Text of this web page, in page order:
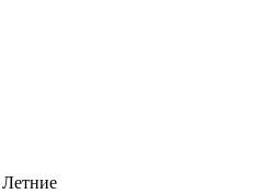
Летние